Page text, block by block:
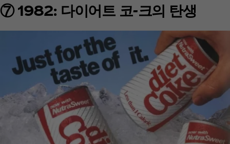
⑦ 1982: 다이어트 코-크의 탄생